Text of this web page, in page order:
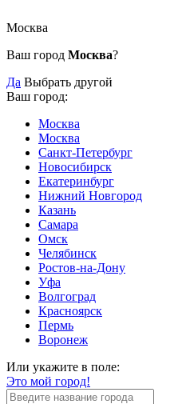
Москва
Ваш город Москва?
Да Выбрать другой
Ваш город:
Москва
Москва
Санкт-Петербург
Новосибирск
Екатеринбург
Нижний Новгород
Казань
Самара
Омск
Челябинск
Ростов-на-Дону
Уфа
Волгоград
Красноярск
Пермь
Воронеж
Или укажите в поле:
Это мой город!